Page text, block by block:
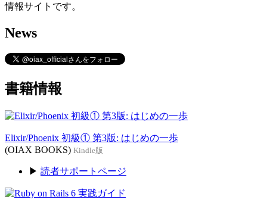
情報サイトです。
News
書籍情報
Elixir/Phoenix 初級① 第3版: はじめの一歩
(OIAX BOOKS) Kindle版
▶ 読者サポートページ